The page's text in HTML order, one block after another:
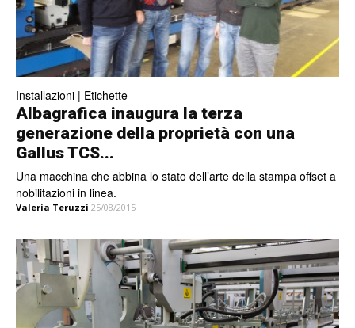
Installazioni | Etichette
Albagrafica inaugura la terza
generazione della proprietà con una
Gallus TCS...
Una macchina che abbina lo stato dell’arte della stampa offset a
nobilitazioni in linea.
Valeria Teruzzi 25/08/2015